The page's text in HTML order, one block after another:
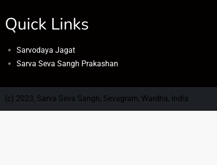
Quick Links
Sarvodaya Jagat
Sarva Seva Sangh Prakashan
(c) 2023, Sarva Seva Sangh, Sevagram, Wardha, India